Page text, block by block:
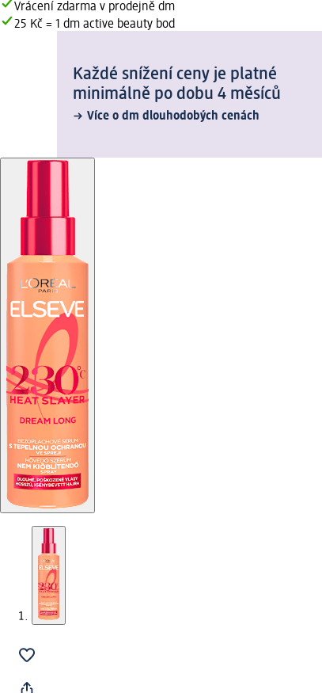
Vrácení zdarma v prodejně dm
25 Kč = 1 dm active beauty bod
Každé snížení ceny je platné
minimálně po dobu 4 měsíců
Více o dm dlouhodobých cenách